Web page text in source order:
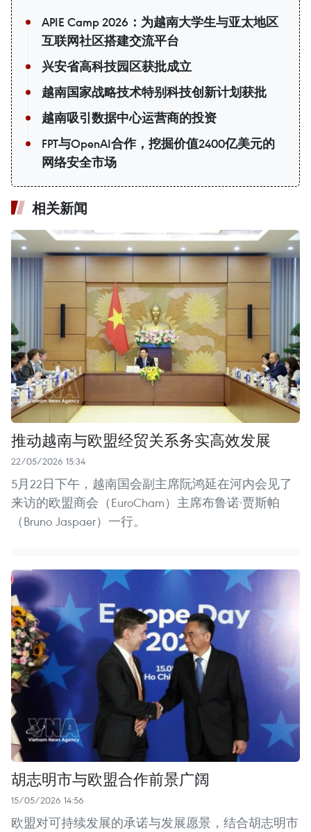
APIE Camp 2026：为越南大学生与亚太地区
互联网社区搭建交流平台
兴安省高科技园区获批成立
越南国家战略技术特别科技创新计划获批
越南吸引数据中心运营商的投资
FPT与OpenAI合作，挖掘价值2400亿美元的
网络安全市场
相关新闻
推动越南与欧盟经贸关系务实高效发展
22/05/2026 15:34
5月22日下午，越南国会副主席阮鸿延在河内会见了
来访的欧盟商会（EuroCham）主席布鲁诺·贾斯帕
（Bruno Jaspaer）一行。
胡志明市与欧盟合作前景广阔
15/05/2026 14:56
欧盟对可持续发展的承诺与发展愿景，结合胡志明市